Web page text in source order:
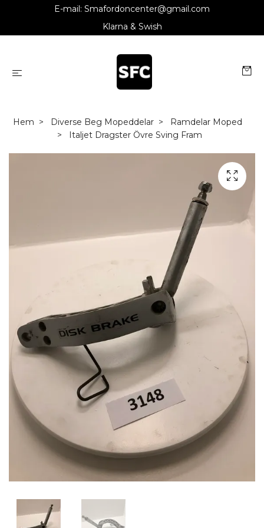
E-mail: Smafordoncenter@gmail.com
Klarna & Swish
Hem Diverse Beg Mopeddelar
Ramdelar Moped
Italjet Dragster Övre Sving Fram